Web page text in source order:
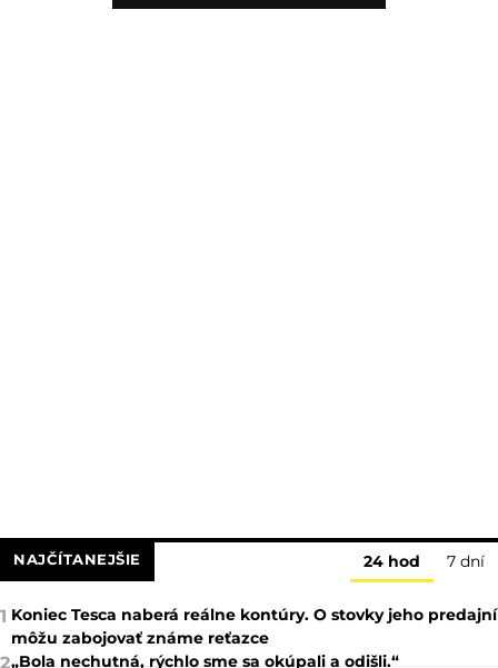
NAJČÍTANEJŠIE 24 hod 7 dní
1 Koniec Tesca naberá reálne kontúry. O stovky jeho predajní
môžu zabojovať známe reťazce
2„Bola nechutná, rýchlo sme sa okúpali a odišli.“